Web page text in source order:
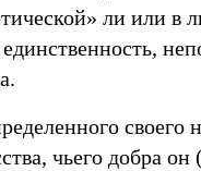
ли или в
своего
чьего добра